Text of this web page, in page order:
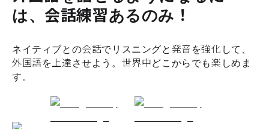
は、会話練習あるのみ！
ネイティブとの会話でリスニングと発音を強化して、
外国語を上達させよう。世界中どこからでも楽しめま
す。